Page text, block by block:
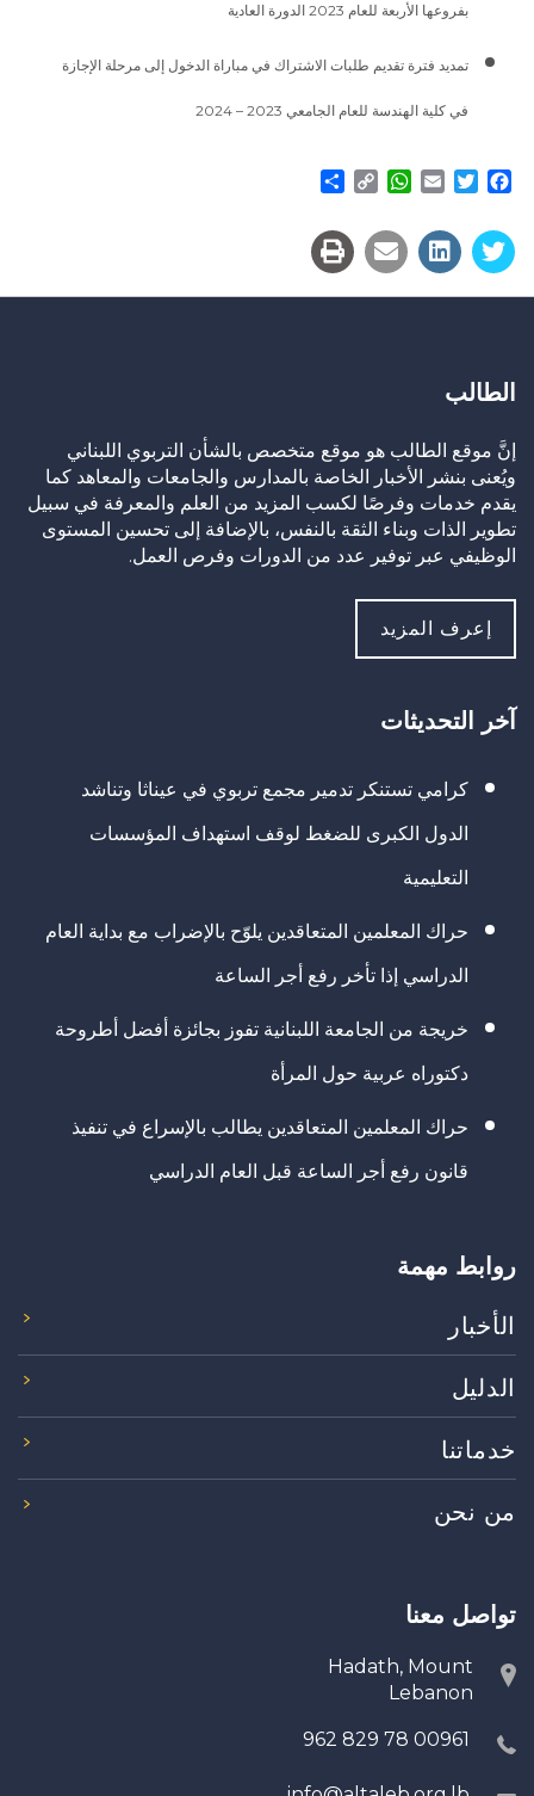
بفروعها الأربعة للعام 2023 الدورة العادية
تمديد فترة تقديم طلبات الاشتراك في مباراة الدخول إلى مرحلة الإجازة
في كلية الهندسة للعام الجامعي 2023 – 2024
Facebook
Twitter
Email
WhatsApp
Copy
الطالب
إنَّ موقع الطالب هو موقع متخصص بالشأن التربوي اللبناني
ويُعنى بنشر الأخبار الخاصة بالمدارس والجامعات والمعاهد كما
يقدم خدمات وفرصًا لكسب المزيد من العلم والمعرفة في سبيل
تطوير الذات وبناء الثقة بالنفس، بالإضافة إلى تحسين المستوى
الوظيفي عبر توفير عدد من الدورات وفرص العمل.
إعرف المزيد
آخر التحديثات
كرامي تستنكر تدمير مجمع تربوي في عيناثا وتناشد
الدول الكبرى للضغط لوقف استهداف المؤسسات
التعليمية
حراك المعلمين المتعاقدين يلوّح بالإضراب مع بداية العام
الدراسي إذا تأخر رفع أجر الساعة
خريجة من الجامعة اللبنانية تفوز بجائزة أفضل أطروحة
دكتوراه عربية حول المرأة
حراك المعلمين المتعاقدين يطالب بالإسراع في تنفيذ
قانون رفع أجر الساعة قبل العام الدراسي
روابط مهمة
الأخبار
الدليل
خدماتنا
من نحن
تواصل معنا
Hadath, Mount
Lebanon
00961 78 829 962